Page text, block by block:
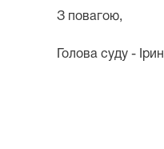
З повагою,
Голова суду -